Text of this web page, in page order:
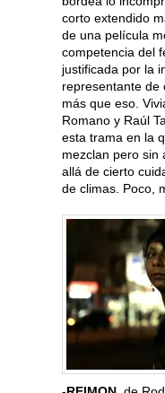
corto extendido
de una película
competencia del
justificada por la
representante de
más que eso.
Romano y Raúl
esta trama en la
mezclan pero sin
allá de cierto
de climas. Poco,